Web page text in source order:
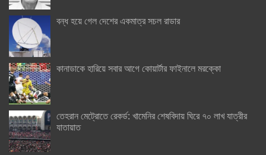
বন্ধ হয়ে গেল দেশের একমাত্র সচল রাডার
কানাডাকে হারিয়ে সবার আগে কোয়ার্টার ফাইনালে মরক্কো
তেহরান মেট্রোতে রেকর্ড: খামেনির শেষবিদায় ঘিরে ৭০ লাখ যাত্রীর
যাতায়াত